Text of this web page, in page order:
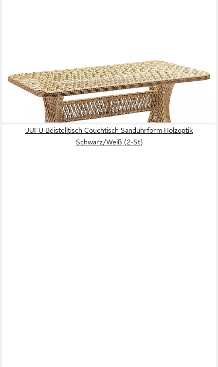
Couchtisch Beiger Kaffeetisch aus Rattan im modernen Design
180 x 75 x 100 cm B/H/T
2.409,00 € UVP3.100,00 €
lieferbar in 10 Wochen
JUFU Beistelltisch Couchtisch Sanduhrform Holzoptik
Schwarz/Weiß (2-St)